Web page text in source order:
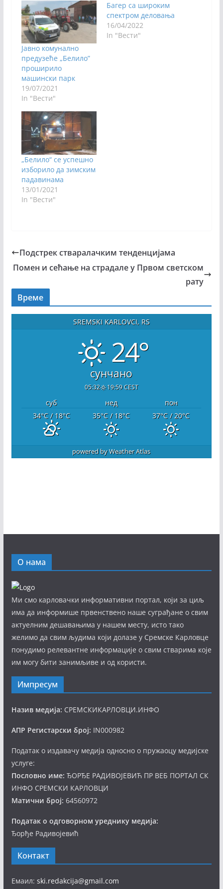
Јавно комунално
предузеће „Белило”
проширило
машински парк
19/07/2021
In "Вести"
Багер са широким
спектром деловања
16/04/2022
In "Вести"
„Белило“ се успешно
изборило да зимским
падавинама
13/01/2021
In "Вести"
Подстрек стваралачким тенденцијама
Помен и сећање на страдале у Првом светском
рату
Време
SREMSKI KARLOVCI, RS
24°
сунчано
05:32 19:59 CEST
суб нед
пон
34°C/ 18°C 35°C/ 18°C 37°C/ 20°C
powered byWeather Atlas
О нама
Ми смо карловачки информативни портал, који за циљ
има да информише првенствено наше суграђане о свим
актуелним дешавањима у нашем месту, исто тако
желимо да свим људима који долазе у Сремске Карловце
понудимо релевантне информације о свим стварима које
им могу бити занимљиве и од користи.
Импресум
Назив медија: СРЕМСКИКАРЛОВЦИ.ИНФО
АПР Регистарски број: IN000982
Податак о издавачу медија односно о пружаоцу медијске
услуге:
Пословно име: ЂОРЂЕ РАДИВОЈЕВИЋ ПР ВЕБ ПОРТАЛ СК
ИНФО СРЕМСКИ КАРЛОВЦИ
Матични број: 64560972
Податак о одговорном уреднику медија:
Ђорђе Радивојевић
Контакт
Емаил: ski.redakcija@gmail.com